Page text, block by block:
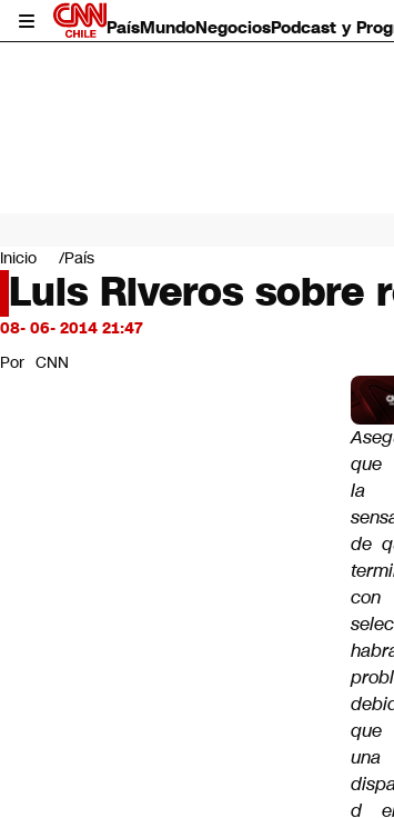
PaísMundoNegociosPodcast y
Mundo
Negocios
Deportes
Programas completos
Servicios
Inicio País
Luis Riveros sobre
08- 06- 2014 21:47
Por CNN
que
la
de
una
d